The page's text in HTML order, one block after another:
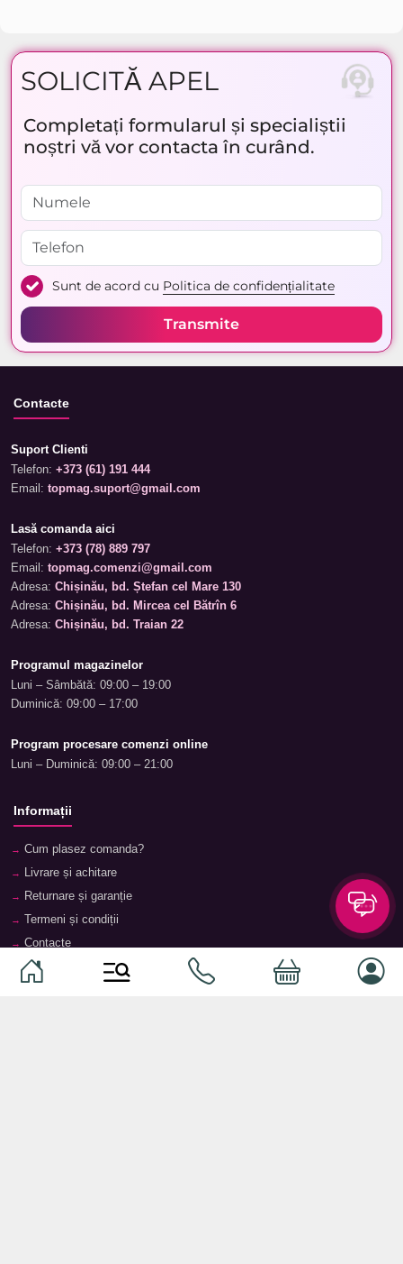
SOLICITĂ APEL
Completați formularul și specialiștii
noștri vă vor contacta în curând.
Sunt de acord cu Politica de confidențialitate
Transmite
Contacte
Suport Clienti
Telefon: +373 (61) 191 444
Email: topmag.suport@gmail.com
Lasă comanda aici
Telefon: +373 (78) 889 797
Email: topmag.comenzi@gmail.com
Adresa: Chișinău, bd. Ștefan cel Mare 130
Adresa: Chișinău, bd. Mircea cel Bătrîn 6
Adresa: Chișinău, bd. Traian 22
Programul magazinelor
Luni – Sâmbătă: 09:00 – 19:00
Duminică: 09:00 – 17:00
Program procesare comenzi online
Luni – Duminică: 09:00 – 21:00
Informații
Cum plasez comanda?
Livrare și achitare
Returnare și garanție
Termeni și condiții
Contacte
Magazine